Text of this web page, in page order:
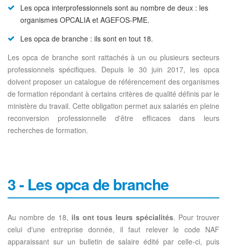
Les opca interprofessionnels sont au nombre de deux : les
organismes OPCALIA et AGEFOS-PME.
Les opca de branche : ils sont en tout 18.
Les opca de branche sont rattachés à un ou plusieurs secteurs
professionnels spécifiques. Depuis le 30 juin 2017, les opca
doivent proposer un catalogue de référencement des organismes
de formation répondant à certains critères de qualité définis par le
ministère du travail. Cette obligation permet aux salariés en pleine
reconversion professionnelle d'être efficaces dans leurs
recherches de formation.
3 - Les opca de branche
Au nombre de 18, ils ont tous leurs spécialités. Pour trouver
celui d'une entreprise donnée, il faut relever le code NAF
apparaissant sur un bulletin de salaire édité par celle-ci, puis